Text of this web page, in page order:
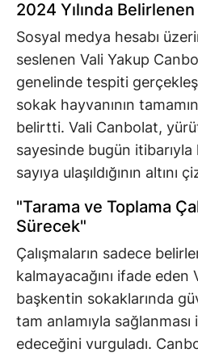
2024 Yılında
Sosyal medya hesabı
seslenen Vali Yakup
genelinde tespiti
sokak hayvanının
belirtti. Vali Canbolat,
sayesinde bugün
sayıya ulaşıldığının altını
"Tarama ve Toplama
Sürecek"
Çalışmaların sadece
kalmayacağını ifade eden
başkentin sokaklarında
tam anlamıyla
edeceğini vurguladı.